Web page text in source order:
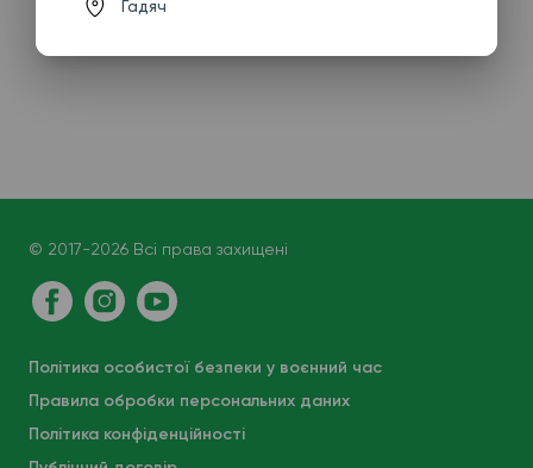
© 2017-2026 Всі права захищені
Політика особистої безпеки у воєнний час
Правила обробки персональних даних
Політика конфіденційності
Гадяч